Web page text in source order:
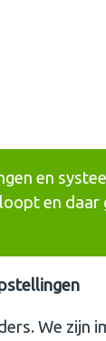
en
en
We zijn